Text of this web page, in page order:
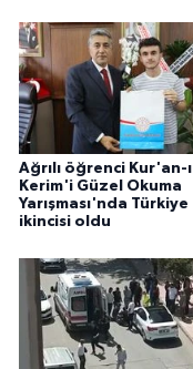
Ağrılı öğrenci Kur'an-ı
Kerim'i Güzel Okuma
Yarışması'nda Türkiye
ikincisi oldu